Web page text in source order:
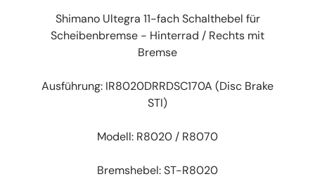
Shimano Ultegra 11-fach Schalthebel für
Scheibenbremse - Hinterrad / Rechts mit
Bremse
Ausführung: IR8020DRRDSC170A (Disc Brake
STI)
Modell: R8020 / R8070
Bremshebel: ST-R8020